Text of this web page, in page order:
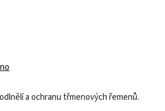
a ochranu třmenových řemenů.